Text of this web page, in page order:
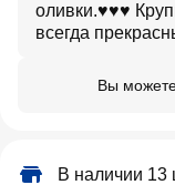
оливки.♥️♥️♥️
всегда
Вы можете
В наличии 13